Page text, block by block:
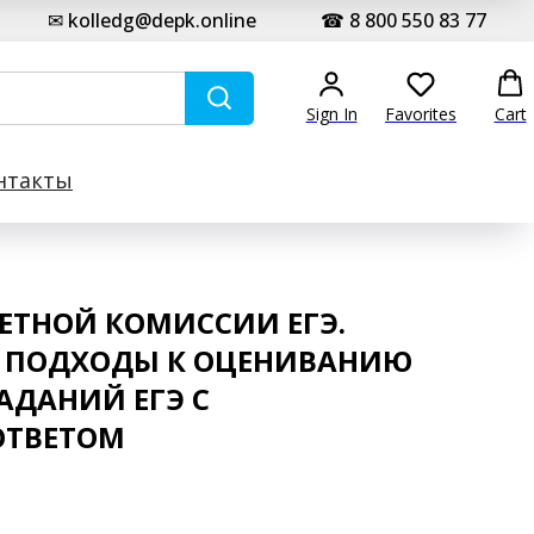
✉ kolledg@depk.online ☎ 8 800 550 83 77
Sign In Favorites Cart
КОМИССИИ ЕГЭ.
ПОДХОДЫ К ОЦЕНИВАНИЮ
ЕГЭ С